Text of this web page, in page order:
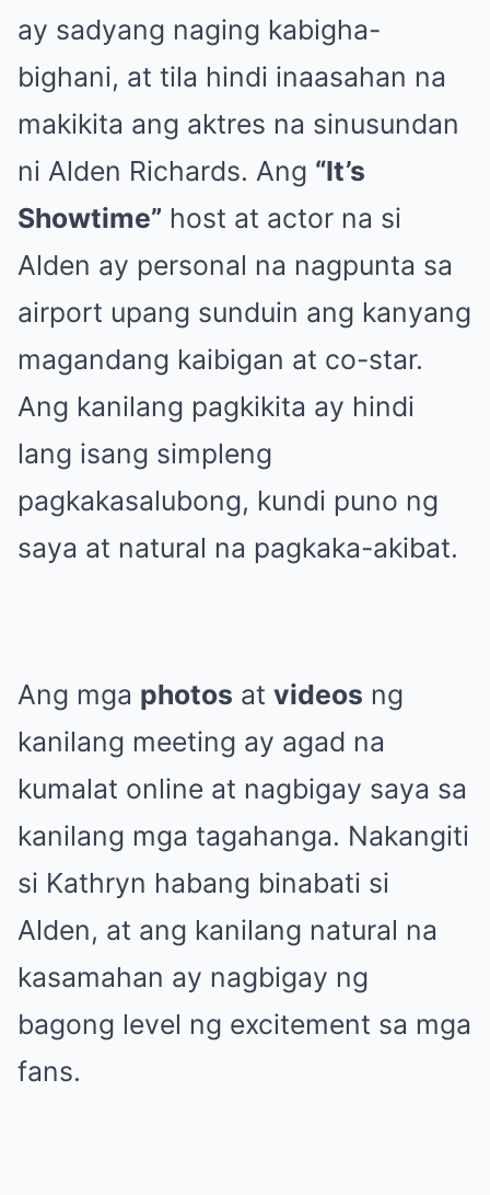
ay sadyang naging kabigha-
bighani, at tila hindi inaasahan na
makikita ang aktres na sinusundan
ni Alden Richards. Ang “It’s
Showtime” host at actor na si
Alden ay personal na nagpunta sa
airport upang sunduin ang kanyang
magandang kaibigan at co-star.
Ang kanilang pagkikita ay hindi
lang isang simpleng
pagkakasalubong, kundi puno ng
saya at natural na pagkaka-akibat.
Ang mga photos at videos ng
kanilang meeting ay agad na
kumalat online at nagbigay saya sa
kanilang mga tagahanga. Nakangiti
si Kathryn habang binabati si
Alden, at ang kanilang natural na
kasamahan ay nagbigay ng
bagong level ng excitement sa mga
fans.